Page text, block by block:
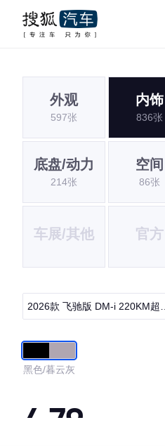
外观
597张
内饰
836张
底盘/动力
214张
空间
86张
车展/其他 官方
2026款 飞驰版 DM-i 220KM超越
黑色/暮云灰
4.79